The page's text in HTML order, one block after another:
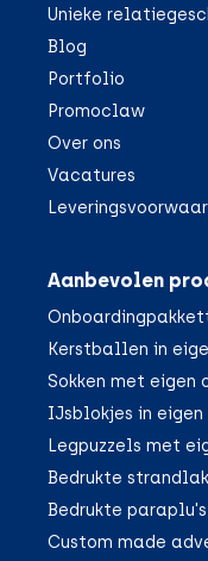
Unieke
Blog
Portfolio
Promoclaw
Over ons
Vacatures
Aanbevolen
Kerstballen in
Sokken met eigen
IJsblokjes in eigen
Legpuzzels met
Bedrukte
Bedrukte paraplu's
Custom made